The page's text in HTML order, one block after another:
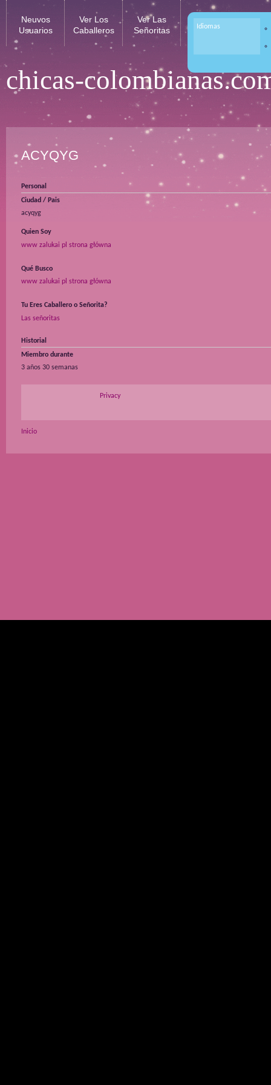
chicas-
Neuvos
Usuarios
Ver Los
Caballeros
Ver Las
Señoritas
Idiomas
ACYQYG
Personal
Ciudad / Pais
acyqyg
Quien Soy
www zalukai pl strona główna
Qué Busco
www zalukai pl strona główna
Tu Eres Caballero o Señorita?
Las señoritas
Historial
Miembro durante
3 años 30 semanas
Privacy
Inicio